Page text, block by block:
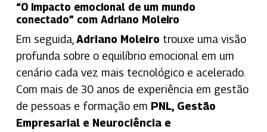
“O impacto emocional de um mundo
conectado” com Adriano Moleiro
Em seguida, Adriano Moleiro trouxe uma visão
profunda sobre o equilíbrio emocional em um
cenário cada vez mais tecnológico e acelerado.
Com mais de 30 anos de experiência em gestão
de pessoas e formação em PNL, Gestão
Empresarial e Neurociência e